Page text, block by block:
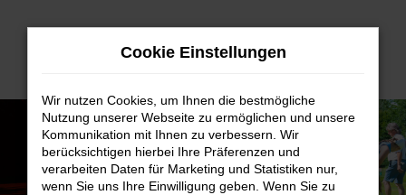
Zum
Cookie Einstellungen
Wir nutzen Cookies, um Ihnen die bestmögliche
Nutzung unserer Webseite zu ermöglichen und unsere
Kommunikation mit Ihnen zu verbessern. Wir
berücksichtigen hierbei Ihre Präferenzen und
verarbeiten Daten für Marketing und Statistiken nur,
wenn Sie uns Ihre Einwilligung geben. Wenn Sie zu